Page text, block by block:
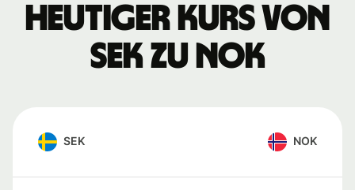
Heutiger Kurs von
SEK zu NOK
SEK NOK